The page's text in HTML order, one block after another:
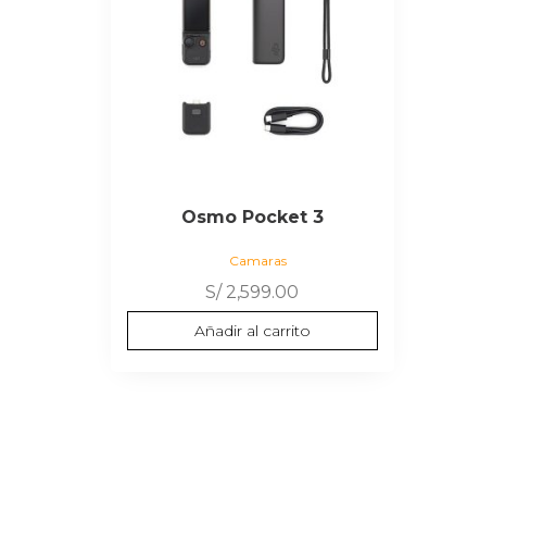
Osmo Pocket 3
Camaras
S/2,599.00
Añadir al carrito